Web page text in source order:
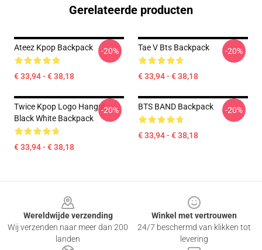
Gerelateerde producten
Ateez Kpop Backpack
€ 33,94 - € 38,18
-20% Tae V Bts Backpack
€ 33,94 - € 38,18
-20%
Twice Kpop Logo Hangul
Black White Backpack
€ 33,94 - € 38,18
-20% BTS BAND Backpack
€ 33,94 - € 38,18
-20%
Wereldwijde verzending
Wij verzenden naar meer dan 200
landen
Winkel met vertrouwen
24/7 beschermd van klikken tot
levering